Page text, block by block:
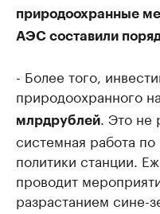
природоохранные
АЭС составили
- Более того,
природоохранного
млрдрублей . Это
системная работа
политики станции.
проводит
разрастанием сине-